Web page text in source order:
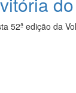
52ª edição da